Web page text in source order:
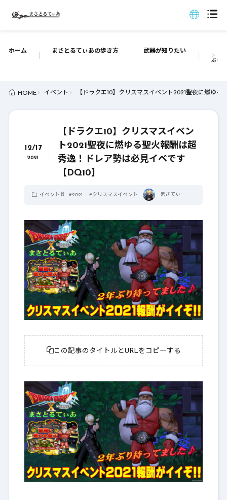
ホーム まさとるてぃあの歩き方 武器が知りたい
ぶっ
HOME イベント 【ドラクエ10】クリスマスイベント2021聖夜に燃ゆ
12/17
2021
【ドラクエ10】クリスマスイベン
ト2021聖夜に燃ゆる聖火報酬は超
秀逸！ドレア勢は必見イベです
【DQ10】
イベント #2021 #クリスマスイベント まさてぃー
この記事のタイトルとURLをコピーする